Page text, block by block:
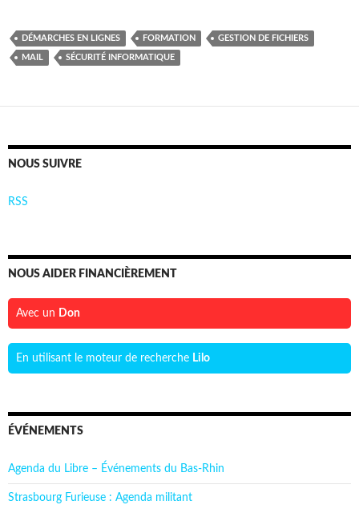
DÉMARCHES EN LIGNES FORMATION GESTION DE FICHIERS
MAIL SÉCURITÉ INFORMATIQUE
NOUS SUIVRE
RSS
NOUS AIDER FINANCIÈREMENT
Avec un Don
En utilisant le moteur de recherche Lilo
ÉVÉNEMENTS
Agenda du Libre – Événements du Bas-Rhin
Strasbourg Furieuse : Agenda militant